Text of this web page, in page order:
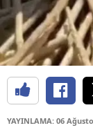
YAYINLAMA: 06